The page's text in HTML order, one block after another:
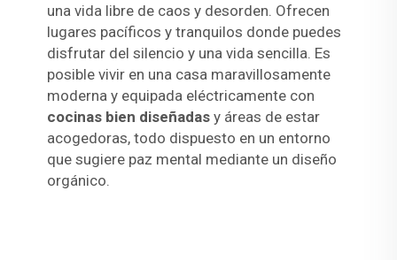
una vida libre de caos y desorden. Ofrecen
lugares pacíficos y tranquilos donde puedes
disfrutar del silencio y una vida sencilla. Es
posible vivir en una casa maravillosamente
moderna y equipada eléctricamente con
cocinas bien diseñadas y áreas de estar
acogedoras, todo dispuesto en un entorno
que sugiere paz mental mediante un diseño
orgánico.